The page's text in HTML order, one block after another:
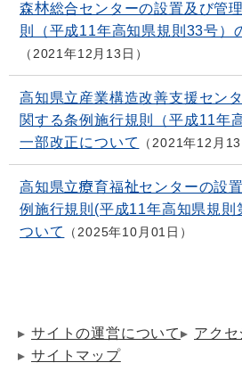
森林総合センターの設置及び管
則（平成11年高知県規則33号）
2021年12月13日
高知県立産業構造改善支援セン
関する条例施行規則（平成11年
一部改正について
2021年12月13
高知県立療育福祉センターの設
例施行規則(平成11年高知県規則
ついて
2025年10月01日
サイトの運営について
アク
サイトマップ